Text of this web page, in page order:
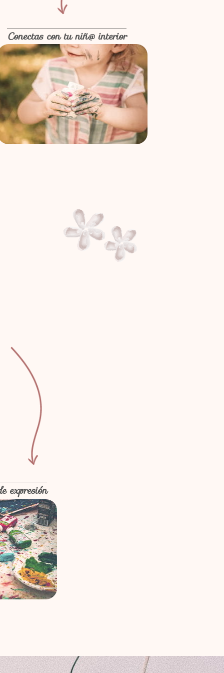
Conectas con tu niñ@ interior
expresión